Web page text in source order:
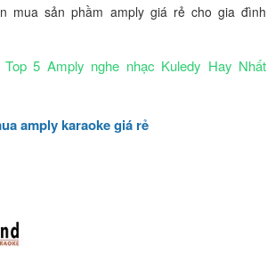
mua sản phầm amply giá rẻ cho gia đình
Top 5 Amply nghe nhạc Kuledy Hay Nhất
amply karaoke giá rẻ